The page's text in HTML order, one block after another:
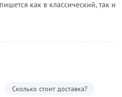
как в классический, так и
Сколько стоит доставка?